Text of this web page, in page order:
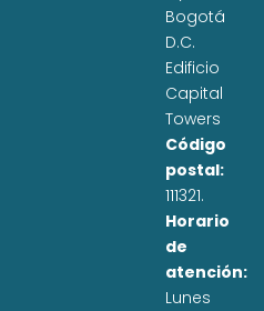
Bogotá
D.C.
Edificio
Capital
Towers
Código
postal:
111321.
Horario
de
atención:
Lunes